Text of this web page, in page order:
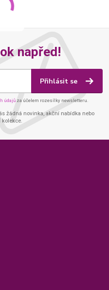
napřed!
Přihlásit se
údajů za účelem rozesílky newsletteru.
žádná novinka, akční nabídka nebo
kolekce.